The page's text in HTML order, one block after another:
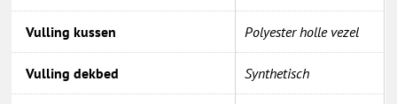
Vulling kussen Polyester holle vezel
Vulling dekbed Synthetisch